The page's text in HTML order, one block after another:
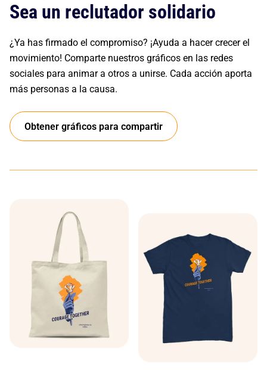
Sea un reclutador solidario
¿Ya has firmado el compromiso? ¡Ayuda a hacer crecer el
movimiento! Comparte nuestros gráficos en las redes
sociales para animar a otros a unirse. Cada acción aporta
más personas a la causa.
Obtener gráficos para compartir